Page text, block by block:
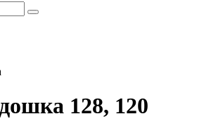
128, 120